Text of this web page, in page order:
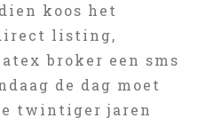
koos het
listing,
broker een sms
de dag moet
twintiger jaren